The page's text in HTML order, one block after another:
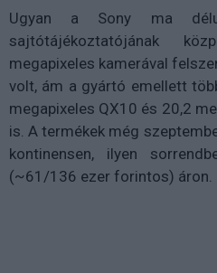
Ugyan a Sony ma
sajtótájékoztatójának
megapixeles kamerával
volt, ám a gyártó emellett
megapixeles QX10 és 20,2
is. A termékek még
kontinensen, ilyen
(~61/136 ezer forintos) áron.